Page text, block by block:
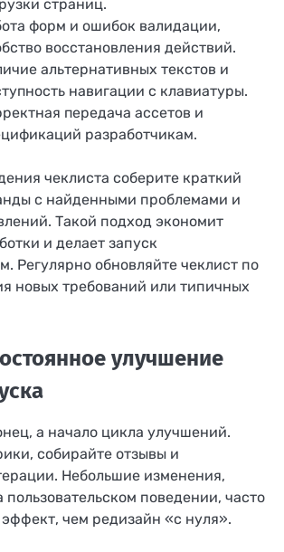
страниц.
форм и ошибок валидации,
восстановления действий.
альтернативных текстов и
навигации с клавиатуры.
передача ассетов и
разработчикам.
чеклиста соберите краткий
с найденными проблемами и
Такой подход экономит
и делает запуск
Регулярно обновляйте чеклист по
новых требований или типичных
улучшение
а начало цикла улучшений.
собирайте отзывы и
Небольшие изменения,
поведении, часто
чем редизайн «с нуля».